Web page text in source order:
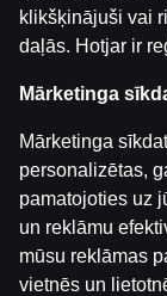
klikšķinājuši vai
daļās. Hotjar ir
Mārketinga
Mārketinga
personalizētas,
pamatojoties uz
un reklāmu
mūsu reklāmas
vietnēs un